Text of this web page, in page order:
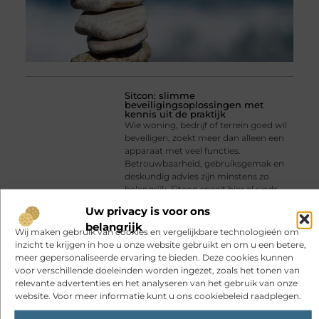
Uw privacy is voor ons
belangrijk
Wij maken gebruik van cookies en vergelijkbare technologieën om
inzicht te krijgen in hoe u onze website gebruikt en om u een betere,
meer gepersonaliseerde ervaring te bieden. Deze cookies kunnen
voor verschillende doeleinden worden ingezet, zoals het tonen van
relevante advertenties en het analyseren van het gebruik van onze
website. Voor meer informatie kunt u ons cookiebeleid raadplegen.
Sitcon: slimme
beveiligingsoplossingen met
kennis uit de praktijk
Wie woning, bedrijf of terrein goed wil
beveiligen, zoekt meer dan alleen een
apparaat met veel functies.
Betrouwbaarheid, gebruiksgemak en
deskundig advies zijn minstens zo
belangrijk. Sitcon speelt hier al sinds